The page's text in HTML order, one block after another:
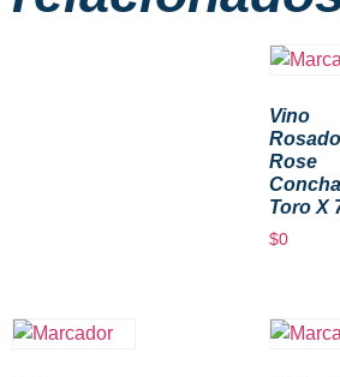
Vino
Rose
Toro X
$0